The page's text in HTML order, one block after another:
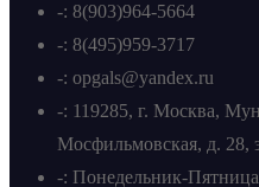
-: 8(903)964-5664
-: 8(495)959-3717
-: opgals@yandex.ru
-: 119285, г. Москва,
Мосфильмовская, д. 28,
-: Понедельник-